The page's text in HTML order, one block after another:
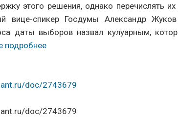
этого решения, однако перечислять
вице-спикер Госдумы Александр
даты выборов назвал кулуарным,
подробнее
doc/2743679
doc/2743679